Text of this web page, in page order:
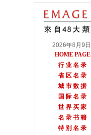
2026年8月9日
HOME PAGE
行 业 名 录
省 区 名 录
城 市 数 据
国 际 名 录
世 界 买 家
名 录 书 籍
特 别 名 录